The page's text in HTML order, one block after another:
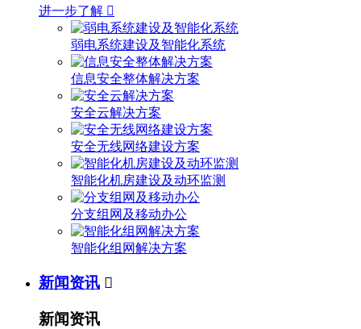
进一步了解 
弱电系统建设及智能化系统
信息安全整体解决方案
安全云解决方案
安全无线网络建设方案
智能化机房建设及动环监测
分支组网及移动办公
智能化组网解决方案
新闻资讯 
新闻资讯